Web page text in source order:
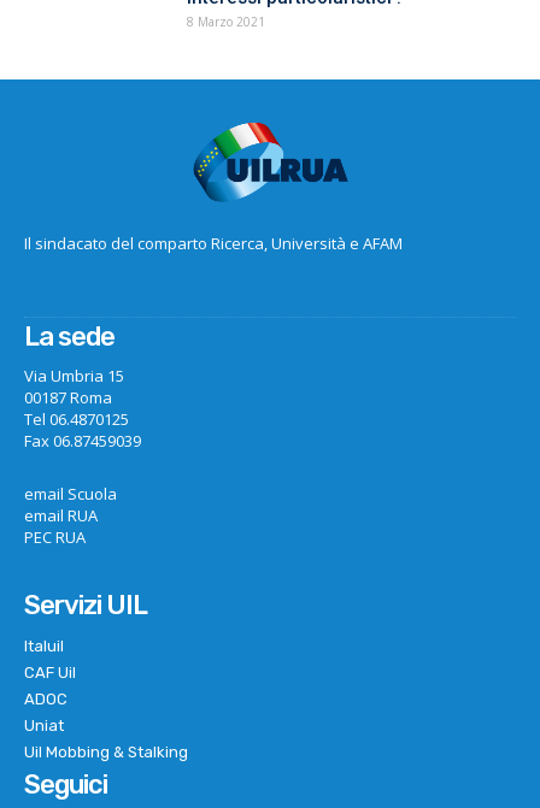
8 Marzo 2021
Il sindacato del comparto Ricerca, Università e AFAM
La sede
Via Umbria 15
00187 Roma
Tel 06.4870125
Fax 06.87459039
email Scuola
email RUA
PEC RUA
Servizi UIL
Italuil
CAF Uil
ADOC
Uniat
Uil Mobbing & Stalking
Seguici